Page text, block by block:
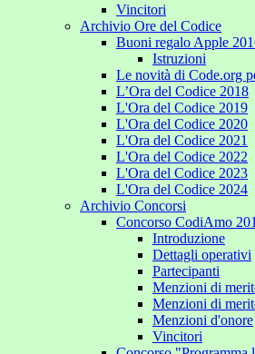
Vincitori
Archivio Ore del Codice
Buoni regalo Apple
Istruzioni
Le novità di Code.org
L’Ora del Codice 2018
L'Ora del Codice 2019
L'Ora del Codice 2020
L'Ora del Codice 2021
L'Ora del Codice 2022
L'Ora del Codice 2023
L'Ora del Codice 2024
Archivio Concorsi
Concorso CodiAmo
Introduzione
Dettagli operativi
Partecipanti
Menzioni di
Menzioni di
Menzioni d'onore
Vincitori